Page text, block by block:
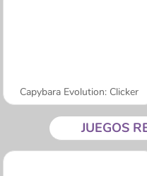
Capybara Evolution: Clicker
JUEGOS